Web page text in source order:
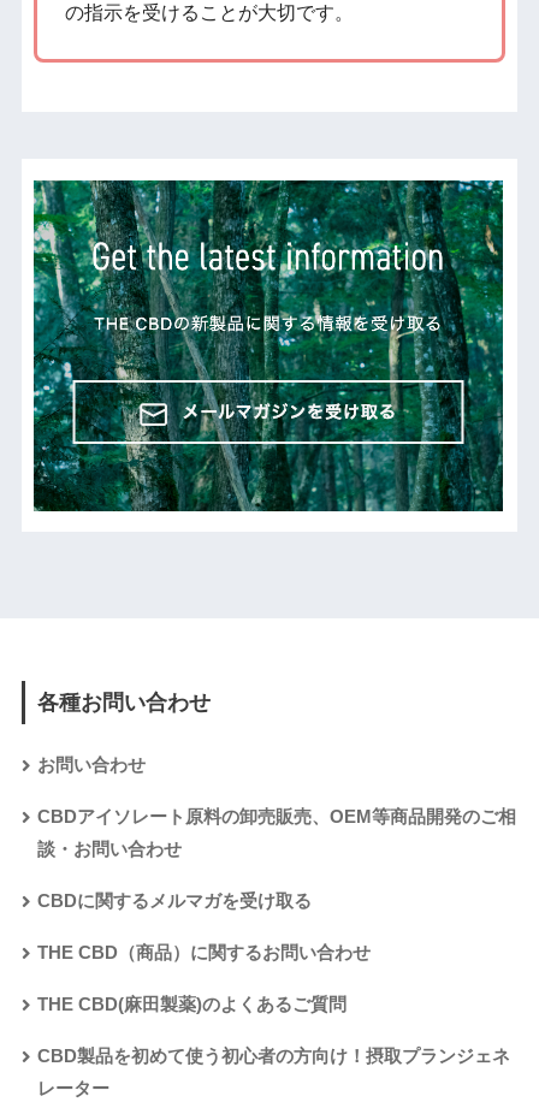
の指示を受けることが大切です。
各種お問い合わせ
お問い合わせ
CBDアイソレート原料の卸売販売、OEM等商品開発のご相
談・お問い合わせ
CBDに関するメルマガを受け取る
THE CBD（商品）に関するお問い合わせ
THE CBD(麻田製薬)のよくあるご質問
CBD製品を初めて使う初心者の方向け！摂取プランジェネ
レーター